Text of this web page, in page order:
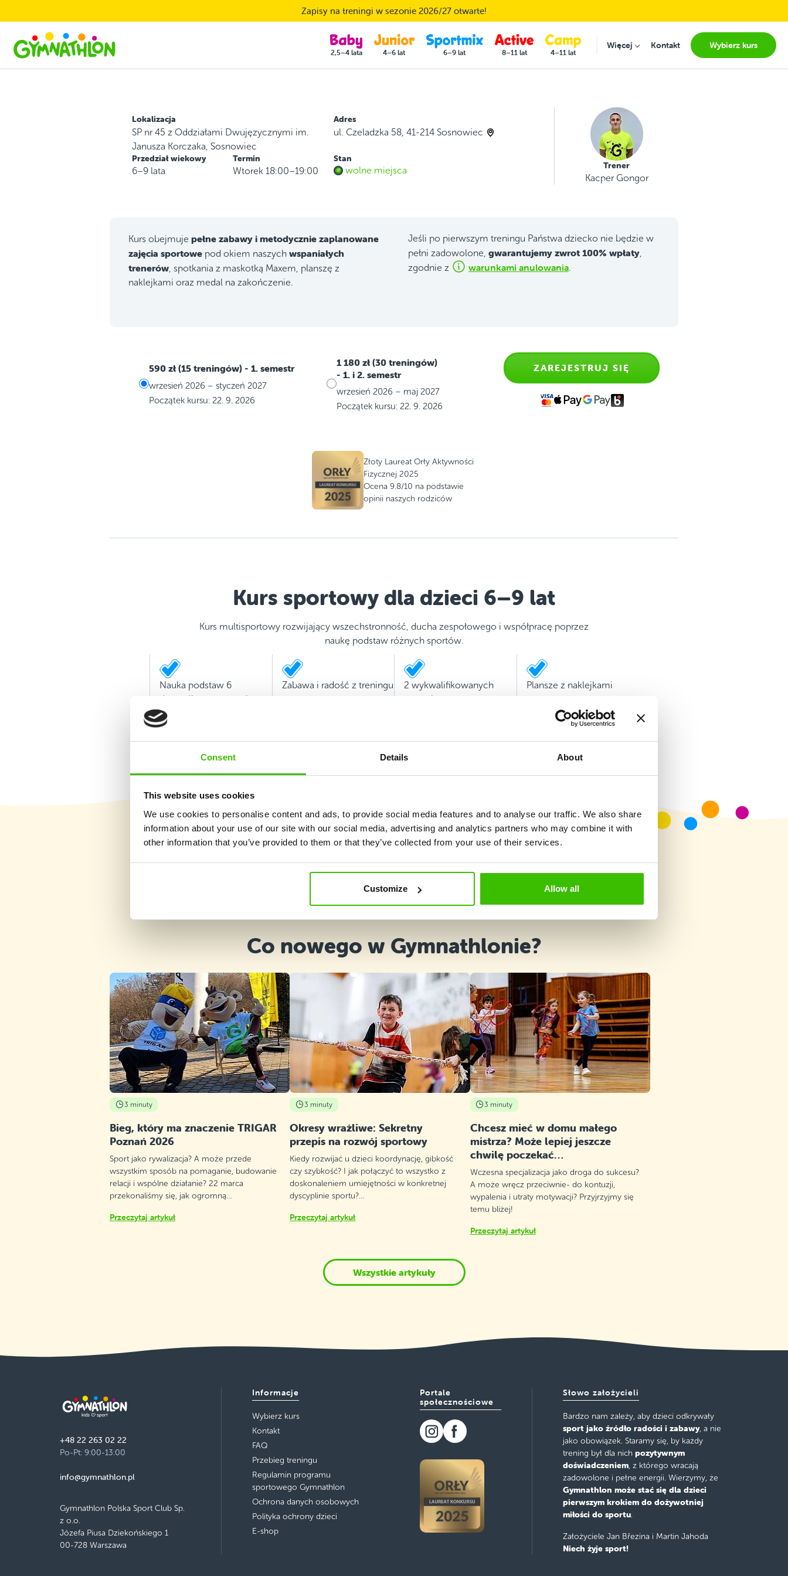
Consent Details About
This website uses cookies
We use cookies to personalise content and ads, to provide social media features and to analyse our traffic. We also share
information about your use of our site with our social media, advertising and analytics partners who may combine it with
other information that you’ve provided to them or that they’ve collected from your use of their services.
Customize Allow all
Zapisy na treningi w sezonie 2026/27 otwarte!
2,5–4 lata 4–6 lat 6–9 lat 8–11 lat 4–11 lat
WięcejSubmenu for "Więcej"
Kontakt Wybierz kurs
Lokalizacja
SP nr 45 z Oddziałami Dwujęzycznymi im.
Janusza Korczaka, Sosnowiec
Adres
ul. Czeladzka 58, 41-214 Sosnowiec
Przedział wiekowy
6–9 lata
Termin
Wtorek 18:00–19:00
Stan
wolne miejsca Trener
Kacper Gongor
Kurs obejmuje pełne zabawy i metodycznie zaplanowane
zajęcia sportowe pod okiem naszych wspaniałych
trenerów , spotkania z maskotką Maxem, planszę z
naklejkami oraz medal na zakończenie.
Jeśli po pierwszym treningu Państwa dziecko nie będzie w
pełni zadowolone, gwarantujemy zwrot 100% wpłaty
zgodnie z
warunkami anulowania.
590 zł (15 treningów) - 1. semestr
wrzesień 2026 – styczeń 2027
Początek kursu: 22. 9. 2026
1 180 zł (30 treningów)
- 1. i 2. semestr
wrzesień 2026 – maj 2027
Początek kursu: 22. 9. 2026
ZAREJESTRUJ SIĘ
Złoty Laureat Orły Aktywności
Fizycznej 2025
Ocena 9.8/10 na podstawie
opinii naszych rodziców
Kurs sportowy dla dzieci 6–9 lat
Kurs multisportowy rozwijający wszechstronność, ducha zespołowego i współpracę poprzez
naukę podstaw różnych sportów.
Nauka podstaw 6
dyscyplin sportowych
Zabawa i radość z treningu
2 wykwalifikowanych
trenerów
Plansze z naklejkami
Wybierz kurs
Co nowego w Gymnathlonie?
3 minuty
Bieg, który ma znaczenie TRIGAR
Poznań 2026
Sport jako rywalizacja? A może przede
wszystkim sposób na pomaganie, budowanie
relacji i wspólne działanie? 22 marca
przekonaliśmy się, jak ogromną…
Przeczytaj artykuł
3 minuty
Okresy wrażliwe: Sekretny
przepis na rozwój sportowy
Kiedy rozwijać u dzieci koordynację, gibkość
czy szybkość? I jak połączyć to wszystko z
doskonaleniem umiejętności w konkretnej
dyscyplinie sportu?…
Przeczytaj artykuł
3 minuty
Chcesz mieć w domu małego
mistrza? Może lepiej jeszcze
chwilę poczekać…
Wczesna specjalizacja jako droga do sukcesu?
A może wręcz przeciwnie- do kontuzji,
wypalenia i utraty motywacji? Przyjrzyjmy się
temu bliżej!
Przeczytaj artykuł
Wszystkie artykuły
+48 22 263 02 22
Po-Pt: 9:00-13:00
info@gymnathlon.pl
Gymnathlon Polska Sport Club Sp.
z o.o.
Józefa Piusa Dziekońskiego 1
00-728 Warszawa
Informacje
Wybierz kurs
Kontakt
FAQ
Przebieg treningu
Regulamin programu
sportowego Gymnathlon
Ochrona danych osobowych
Polityka ochrony dzieci
E-shop
Portale
społecznościowe
Słowo założycieli
Bardzo nam zależy, aby dzieci odkrywały
sport jako źródło radości i zabawy, a nie
jako obowiązek. Staramy się, by każdy
trening był dla nich pozytywnym
doświadczeniem, z którego wracają
zadowolone i pełne energii. Wierzymy, że
Gymnathlon może stać się dla dzieci
pierwszym krokiem do dożywotniej
miłości do sportu.
Założyciele Jan Březina i Martin Jahoda
Niech żyje sport!